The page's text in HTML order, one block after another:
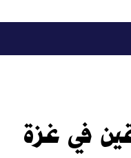
في غزة